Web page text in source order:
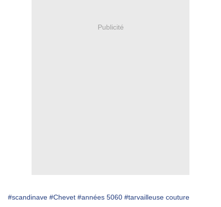
Publicité
#scandinave #Chevet #années 5060 #tarvailleuse couture